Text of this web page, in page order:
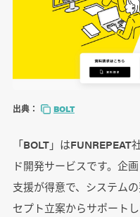
出典： BOLT
「BOLT」は
ド開発サービスです。企
支援が得意で、システム
セプト立案からサポートし